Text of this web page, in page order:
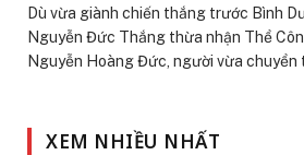
Dù vừa giành chiến thắng trước Bình
Nguyễn Đức Thắng thừa nhận Thể
Nguyễn Hoàng Đức, người vừa chuyển
XEM NHIỀU NHẤT